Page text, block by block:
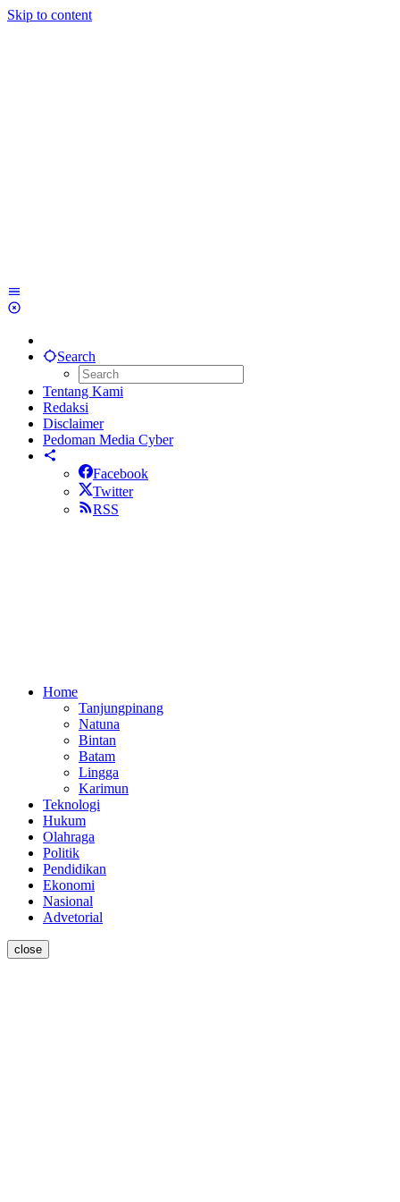
Skip to content
Search
Tentang Kami
Redaksi
Disclaimer
Pedoman Media Cyber
Facebook
Twitter
RSS
Home
Tanjungpinang
Natuna
Bintan
Batam
Lingga
Karimun
Teknologi
Hukum
Olahraga
Politik
Pendidikan
Ekonomi
Nasional
Advetorial
close